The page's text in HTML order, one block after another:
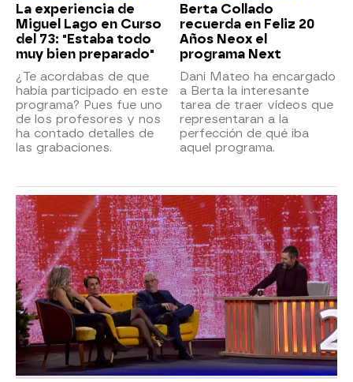
La experiencia de
Miguel Lago en Curso
del 73: "Estaba todo
muy bien preparado"
¿Te acordabas de que
había participado en este
programa? Pues fue uno
de los profesores y nos
ha contado detalles de
las grabaciones.
Berta Collado
recuerda en Feliz 20
Años Neox el
programa Next
Dani Mateo ha encargado
a Berta la interesante
tarea de traer vídeos que
representaran a la
perfección de qué iba
aquel programa.